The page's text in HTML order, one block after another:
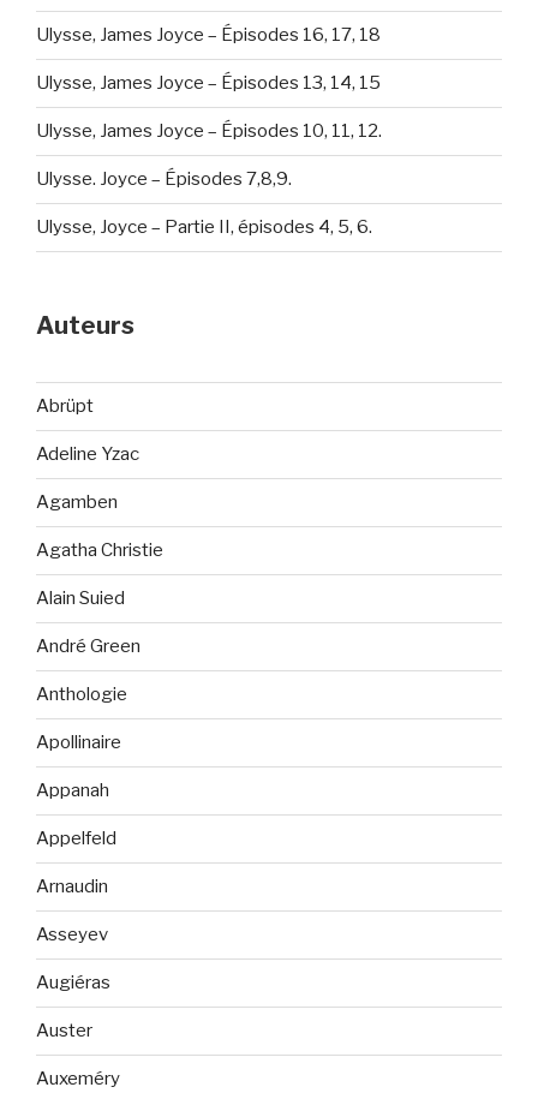
Ulysse, James Joyce – Épisodes 16, 17, 18
Ulysse, James Joyce – Épisodes 13, 14, 15
Ulysse, James Joyce – Épisodes 10, 11, 12.
Ulysse. Joyce – Épisodes 7,8,9.
Ulysse, Joyce – Partie II, épisodes 4, 5, 6.
Auteurs
Abrüpt
Adeline Yzac
Agamben
Agatha Christie
Alain Suied
André Green
Anthologie
Apollinaire
Appanah
Appelfeld
Arnaudin
Asseyev
Augiéras
Auster
Auxeméry